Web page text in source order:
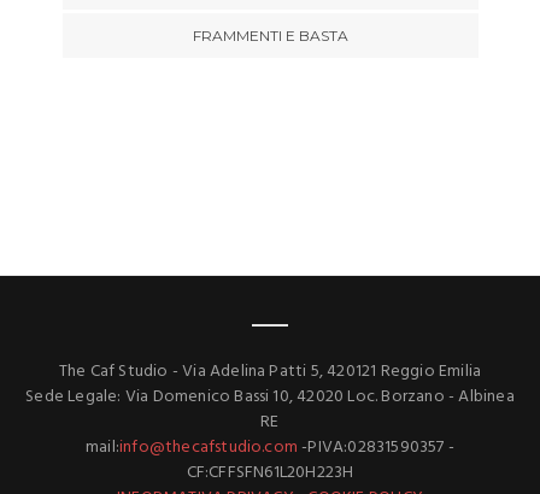
FRAMMENTI E BASTA
The Caf Studio - Via Adelina Patti 5, 420121 Reggio Emilia
Sede Legale: Via Domenico Bassi 10, 42020 Loc. Borzano - Albinea
RE
mail:info@thecafstudio.com-PIVA:02831590357 -
CF:CFFSFN61L20H223H